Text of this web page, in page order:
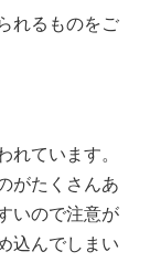
れるものをご
れています。
がたくさんあ
いので注意が
込んでしまい